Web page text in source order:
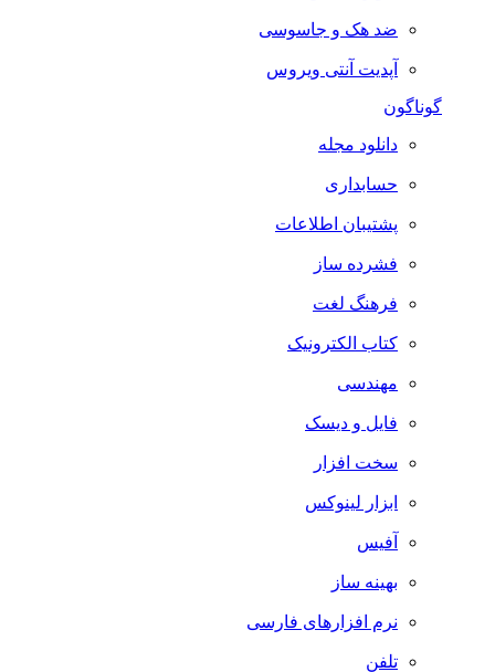
ضد هک و جاسوسی
آپدیت آنتی ویروس
گوناگون
دانلود مجله
حسابداری
پشتیبان اطلاعات
فشرده ساز
فرهنگ لغت
کتاب الکترونیک
مهندسی
فایل و دیسک
سخت افزار
ابزار لینوکس
آفیس
بهینه ساز
نرم افزارهای فارسی
تلفن